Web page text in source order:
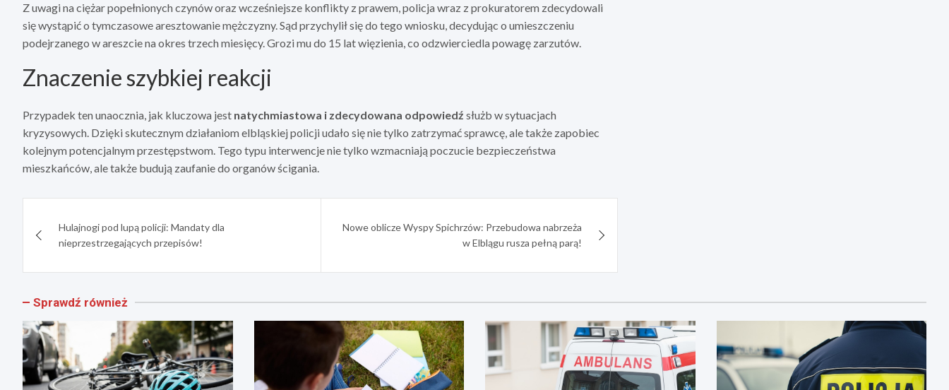
Z uwagi na ciężar popełnionych czynów oraz wcześniejsze konflikty z prawem, policja wraz z prokuratorem zdecydowali
się wystąpić o tymczasowe aresztowanie mężczyzny. Sąd przychylił się do tego wniosku, decydując o umieszczeniu
podejrzanego w areszcie na okres trzech miesięcy. Grozi mu do 15 lat więzienia, co odzwierciedla powagę zarzutów.
Znaczenie szybkiej reakcji
Przypadek ten unaocznia, jak kluczowa jest natychmiastowa i zdecydowana odpowiedź służb w sytuacjach
kryzysowych. Dzięki skutecznym działaniom elbląskiej policji udało się nie tylko zatrzymać sprawcę, ale także zapobiec
kolejnym potencjalnym przestępstwom. Tego typu interwencje nie tylko wzmacniają poczucie bezpieczeństwa
mieszkańców, ale także budują zaufanie do organów ścigania.
wpisuHulajnogi pod lupą policji: Mandaty dla
nieprzestrzegających przepisów!
Nowe oblicze Wyspy Spichrzów: Przebudowa nabrzeża
w Elblągu rusza pełną parą!
Sprawdź również